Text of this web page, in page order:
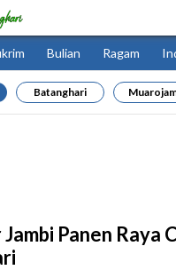
Bulian Ragam
Batanghari
Panen Raya